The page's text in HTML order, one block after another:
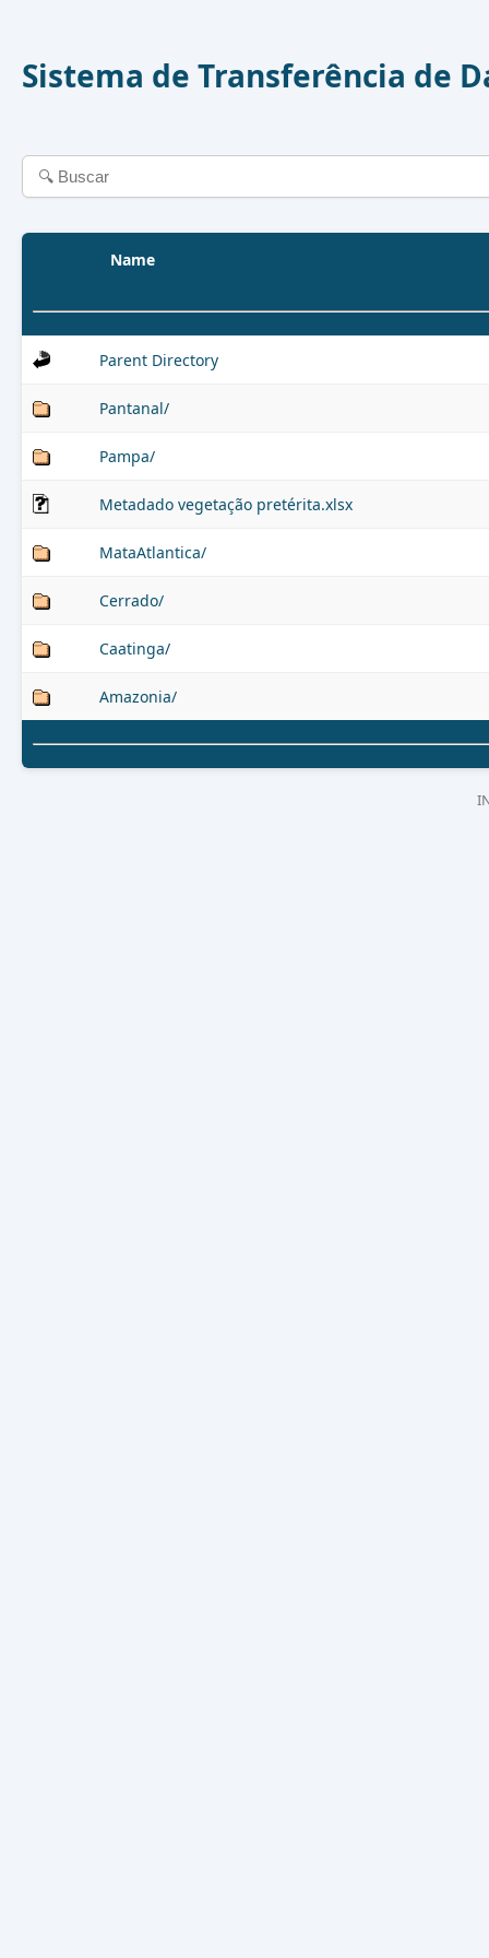
Sistema de Transferência de
Name
Parent Directory
Pantanal/
Pampa/
Metadado vegetação pretérita.xlsx
MataAtlantica/
Cerrado/
Caatinga/
Amazonia/